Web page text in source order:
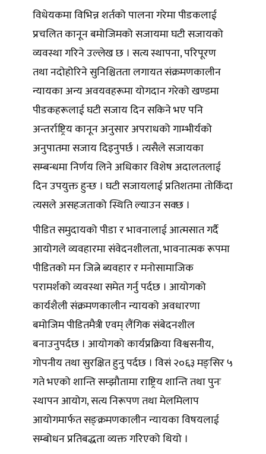
विधेयकमा विभिन्न शर्तको पालना गरेमा पीडकलाई
प्रचलित कानून बमोजिमको सजायमा घटी सजायको
व्यवस्था गरिने उल्लेख छ । सत्य स्थापना, परिपूरण
तथा नदोहोरिने सुनिश्चितता लगायत संक्रमणकालीन
न्यायका अन्य अवयवहरूमा योगदान गरेको खण्डमा
पीडकहरूलाई घटी सजाय दिन सकिने भए पनि
अन्तर्राष्ट्रिय कानून अनुसार अपराधको गाम्भीर्यको
अनुपातमा सजाय दिइनुपर्छ । त्यसैले सजायका
सम्बन्धमा निर्णय लिने अधिकार विशेष अदालतलाई
दिन उपयुक्त हुन्छ । घटी सजायलाई प्रतिशतमा तोकिँदा
त्यसले असहजताको स्थिति ल्याउन सक्छ ।
पीडित समुदायको पीडा र भावनालाई आत्मसात गर्दै
आयोगले व्यवहारमा संवेदनशीलता, भावनात्मक रूपमा
पीडितको मन जित्ने ब्यवहार र मनोसामाजिक
परामर्शको व्यवस्था समेत गर्नु पर्दछ । आयोगको
कार्यशैली संक्रमणकालीन न्यायको अवधारणा
बमोजिम पीडितमैत्री एवम् लैंगिक संबेदनशील
बनाउनुपर्दछ । आयोगको कार्यप्रक्रिया विश्वसनीय,
गोपनीय तथा सुरक्षित हुनु पर्दछ । विसं २०६३ मङ्सिर ५
गते भएको शान्ति सम्झौतामा राष्ट्रिय शान्ति तथा पुनः
स्थापन आयोग, सत्य निरूपण तथा मेलमिलाप
आयोगमार्फत सङ्क्रमणकालीन न्यायका विषयलाई
सम्बोधन प्रतिबद्धता व्यक्त गरिएको थियो ।